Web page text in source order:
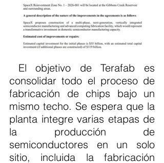
consolidar todo el proceso de
fabricación de chips bajo un
mismo techo. Se espera que la
planta integre varias etapas de
la producción de
semiconductores en un solo
sitio, incluida la fabricación